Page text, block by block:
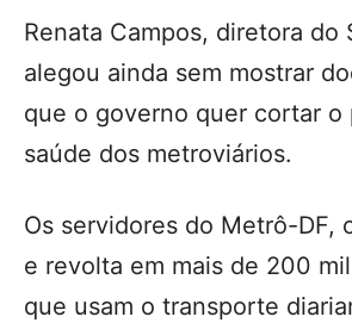
Renata Campos, diretora do
alegou ainda sem mostrar
que o governo quer cortar o
saúde dos metroviários.
Os servidores do Metrô-DF,
e revolta em mais de 200
que usam o transporte